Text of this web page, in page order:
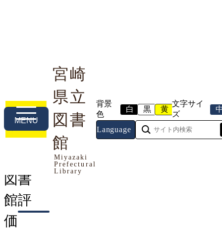
宮崎
県立
図書
館
Miyazaki
Prefectural
Library
背景
色
白 黒 黄
文字サイ
ズ
Language
MENU
利用案内 本や資料を探す 調べる・相談する
トップページ> 宮崎県立図書館について> 図書館
図書
館評
価